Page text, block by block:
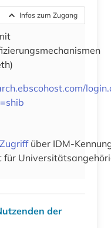
Infos zum Zugang
über IDM-
für
der